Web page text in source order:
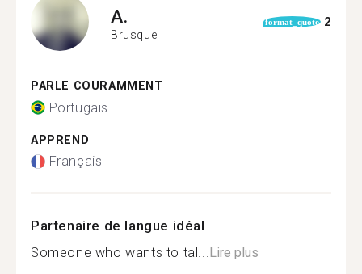
A.
Brusque
format_quote 2
PARLE COURAMMENT
Portugais
APPREND
Français
Partenaire de langue idéal
Someone who wants to tal...Lire plus